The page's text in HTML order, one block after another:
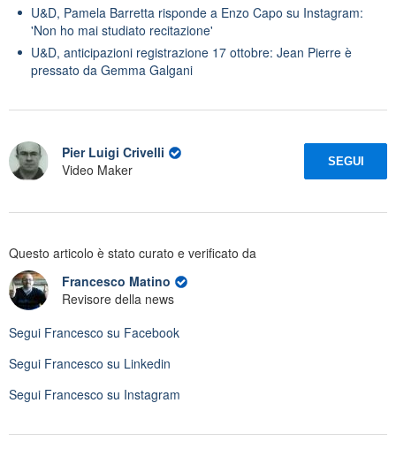
U&D, Pamela Barretta risponde a Enzo Capo su Instagram:
'Non ho mai studiato recitazione'
U&D, anticipazioni registrazione 17 ottobre: Jean Pierre è
pressato da Gemma Galgani
Pier Luigi Crivelli
Video Maker
SEGUI
Questo articolo è stato curato e verificato da
Francesco Matino
Revisore della news
Segui Francesco su Facebook
Segui Francesco su Linkedin
Segui Francesco su Instagram